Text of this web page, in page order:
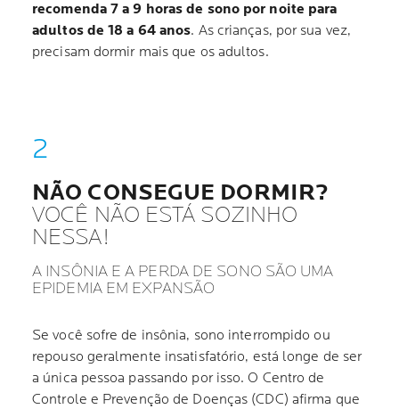
recomenda 7 a 9 horas de sono por noite para
adultos de 18 a 64 anos. As crianças, por sua vez,
precisam dormir mais que os adultos.
NÃO CONSEGUE DORMIR?
VOCÊ NÃO ESTÁ SOZINHO
NESSA!
A INSÔNIA E A PERDA DE SONO SÃO UMA
EPIDEMIA EM EXPANSÃO
Se você sofre de insônia, sono interrompido ou
repouso geralmente insatisfatório, está longe de ser
a única pessoa passando por isso. O Centro de
Controle e Prevenção de Doenças (CDC) afirma que